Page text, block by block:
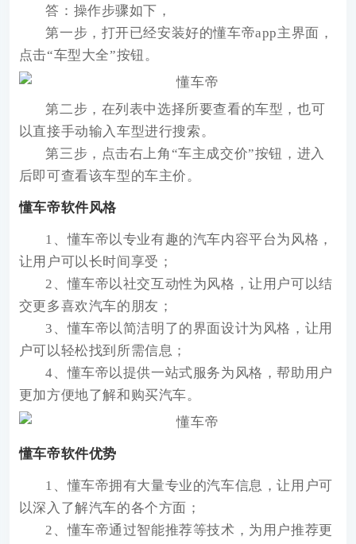
答：操作步骤如下，
第一步，打开已经安装好的懂车帝app主界面，
点击“车型大全”按钮。
第二步，在列表中选择所要查看的车型，也可
以直接手动输入车型进行搜索。
第三步，点击右上角“车主成交价”按钮，进入
后即可查看该车型的车主价。
懂车帝软件风格
1、懂车帝以专业有趣的汽车内容平台为风格，
让用户可以长时间享受；
2、懂车帝以社交互动性为风格，让用户可以结
交更多喜欢汽车的朋友；
3、懂车帝以简洁明了的界面设计为风格，让用
户可以轻松找到所需信息；
4、懂车帝以提供一站式服务为风格，帮助用户
更加方便地了解和购买汽车。
懂车帝软件优势
1、懂车帝拥有大量专业的汽车信息，让用户可
以深入了解汽车的各个方面；
2、懂车帝通过智能推荐等技术，为用户推荐更